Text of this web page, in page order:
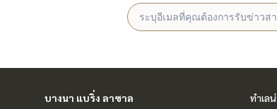
บางนา แบริ่ง ลาซาล
ทำเล